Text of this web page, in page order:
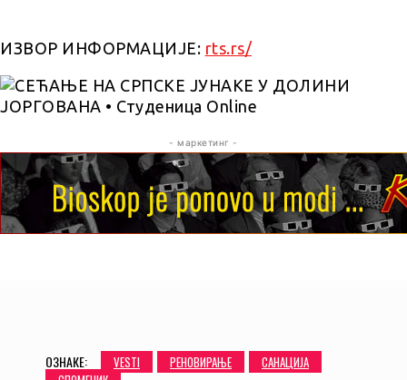
ИЗВОР ИНФОРМАЦИЈЕ: rts.rs/
- маркетинг -
ОЗНАКЕ: VESTI РЕНОВИРАЊЕ
САНАЦИЈА